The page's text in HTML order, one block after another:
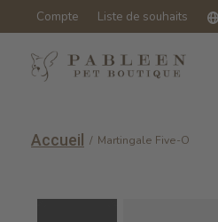
Compte Liste de souhaits
Accueil / Martingale Five-O